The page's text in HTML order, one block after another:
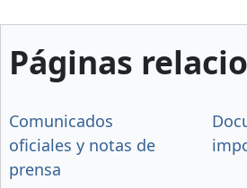
Páginas
Comunicados
oficiales y notas de
prensa